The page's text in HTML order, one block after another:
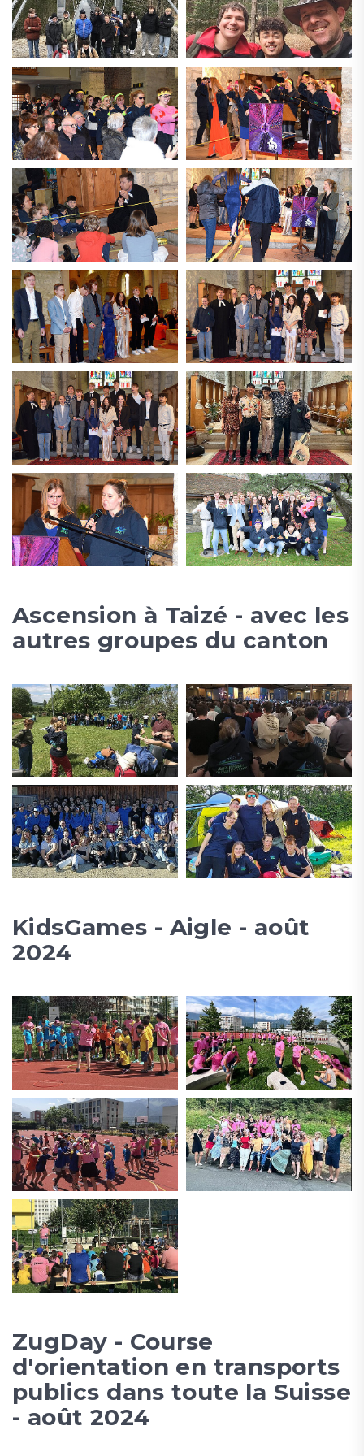
Ascension à Taizé - avec les
autres groupes du canton
KidsGames - Aigle - août
2024
ZugDay - Course
d'orientation en transports
publics dans toute la Suisse
- août 2024